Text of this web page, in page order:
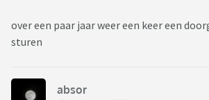
over een paar jaar weer een keer een
sturen
absor